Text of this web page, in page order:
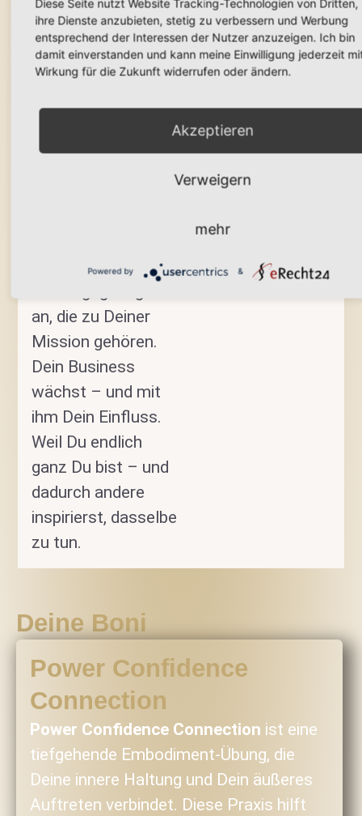
Strahlend
Du fühlst Dich in
rundum wohl –
Kunden, Chancen
an, die zu Deiner
Mission gehören.
Dein Business
wächst – und mit
ihm Dein Einfluss.
Weil Du endlich
ganz Du bist – und
dadurch andere
inspirierst, dasselbe
zu tun.
Deine Boni
Power Confidence
Connection
Power Confidence Connection ist eine
tiefgehende Embodiment-Übung, die
Deine innere Haltung und Dein äußeres
Auftreten verbindet. Diese Praxis hilft
Diese Seite nutzt Website Tracking-Technologien von Dritten,
ihre Dienste anzubieten, stetig zu verbessern und Werbung
entsprechend der Interessen der Nutzer anzuzeigen. Ich bin
damit einverstanden und kann meine Einwilligung jederzeit
Wirkung für die Zukunft widerrufen oder ändern.
Akzeptieren
Verweigern
mehr
Powered by &